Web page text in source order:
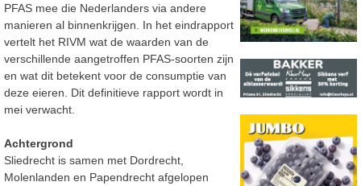
PFAS mee die Nederlanders via andere
manieren al binnenkrijgen. In het eindrapport
vertelt het RIVM wat de waarden van de
verschillende aangetroffen PFAS-soorten zijn
en wat dit betekent voor de consumptie van
deze eieren. Dit definitieve rapport wordt in
mei verwacht.
Achtergrond
Sliedrecht is samen met Dordrecht,
Molenlanden en Papendrecht afgelopen